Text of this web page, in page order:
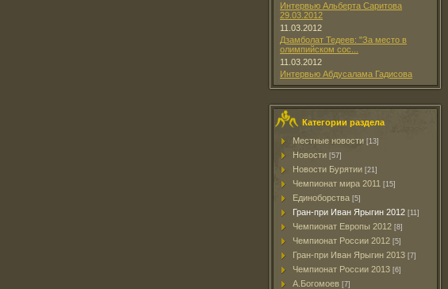
Интервью Альберта Саритова
29.03.2012
11.03.2012
Дзамболат Тедеев: "За место в
олимпийском сос...
11.03.2012
Интервью Абдусалама Гадисова
Категории раздела
Местные новости [13]
Новости [57]
Новости Бурятии [21]
Чемпионат мира 2011 [15]
Единоборства [5]
Гран-при Иван Ярыгин 2012 [11]
Чемпионат Европы 2012 [8]
Чемпионат России 2012 [5]
Гран-при Иван Ярыгин 2013 [7]
Чемпионат России 2013 [6]
А.Богомоев [7]